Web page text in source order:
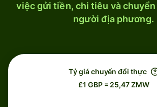
việc gửi tiền, chi tiêu và
người địa phương.
Tỷ giá chuyển đổi thực
£1 GBP = 25,47 ZMW